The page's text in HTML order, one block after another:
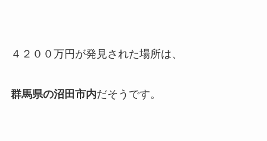
４２００万円が発見された場所は、
群馬県の沼田市内だそうです。